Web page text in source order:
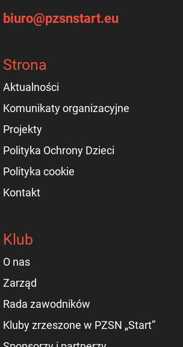
biuro@pzsnstart.eu
Strona
Aktualności
Komunikaty organizacyjne
Projekty
Polityka Ochrony Dzieci
Polityka cookie
Kontakt
Klub
O nas
Zarząd
Rada zawodników
Kluby zrzeszone w PZSN „Start”